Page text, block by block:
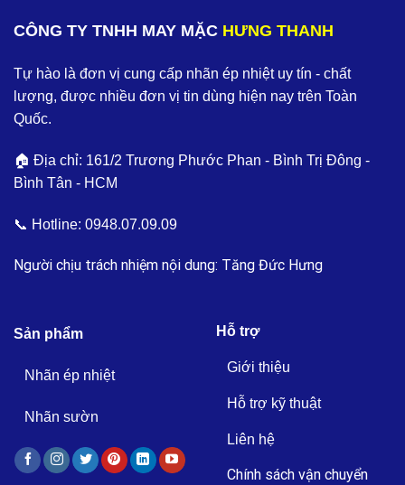
CÔNG TY TNHH MAY MẶC HƯNG THANH
Tự hào là đơn vị cung cấp nhãn ép nhiệt uy tín - chất
lượng, được nhiều đơn vị tin dùng hiện nay trên Toàn
Quốc.
🏠 Địa chỉ: 161/2 Trương Phước Phan - Bình Trị Đông -
Bình Tân - HCM
📞 Hotline: 0948.07.09.09
Người chịu trách nhiệm nội dung: Tăng Đức Hưng
Sản phẩm
Nhãn ép nhiệt
Nhãn sườn
Hỗ trợ
Giới thiệu
Hỗ trợ kỹ thuật
Liên hệ
Chính sách vận chuyển